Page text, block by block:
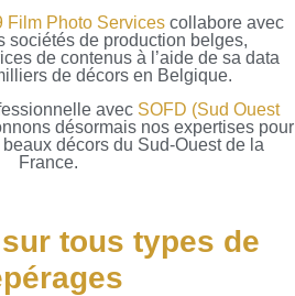
Film Photo Servicescollabore avec
sociétés de production belges,
de contenus à l’aide de sa data
de décors en Belgique.
avec SOFD (Sud Ouest
désormais nos expertises pour
décors du Sud-Ouest de la
France.
tous types de